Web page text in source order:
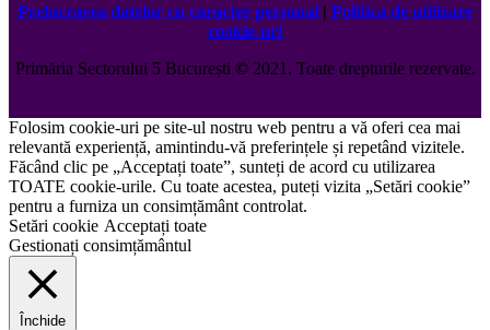
Prelucrarea datelor cu caracter personal | Politica de utilizare
cookie-uri
Primăria Sectorului 5 București ©️2021. Toate drepturile rezervate.
Folosim cookie-uri pe site-ul nostru web pentru a vă oferi cea mai
relevantă experiență, amintindu-vă preferințele și repetând vizitele.
Făcând clic pe „Acceptați toate”, sunteți de acord cu utilizarea
TOATE cookie-urile. Cu toate acestea, puteți vizita „Setări cookie”
pentru a furniza un consimțământ controlat.
Setări cookie Acceptați toate
Gestionați consimțământul
Închide